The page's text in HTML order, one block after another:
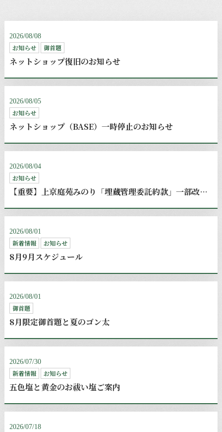
2026/08/08
お知らせ 御首題
ネットショップ復旧のお知らせ
2026/08/05
お知らせ
ネットショップ（BASE）一時停止のお知らせ
2026/08/04
お知らせ
【重要】上京庭苑みのり「埋蔵管理委託約款」一部改定のお知らせ
2026/08/01
新着情報 お知らせ
8月9月スケジュール
2026/08/01
御首題
8月限定御首題と夏のゴン太
2026/07/30
新着情報 お知らせ
五色塩と黄金のお祓い塩ご案内
2026/07/18